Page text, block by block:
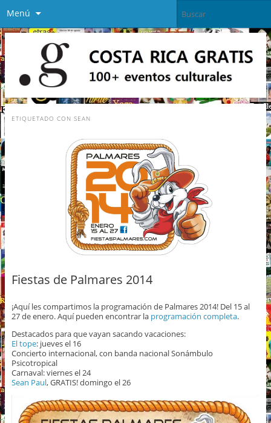
Menú
ETIQUETADO CON SEAN
Fiestas de Palmares 2014
¡Aquí les compartimos la programación de Palmares 2014! Del 15 al
27 de enero. Aquí pueden encontrar la programación completa.
Destacados para que vayan sacando vacaciones:
El tope: jueves el 16
Concierto internacional, con banda nacional Sonámbulo
Psicotropical
Carnaval: viernes el 24
Sean Paul, GRATIS! domingo el 26